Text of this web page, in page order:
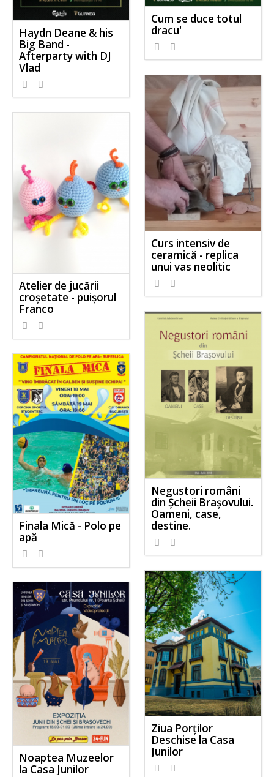
Cum se duce totul
dracu'
Haydn Deane & his
Big Band -
Afterparty with DJ
Vlad
Curs intensiv de
ceramică - replica
unui vas neolitic
Atelier de jucării
croșetate - puișorul
Franco
Negustori români
din Șcheii Brașovului.
Oameni, case,
destine.
Finala Mică - Polo pe
apă
Ziua Porților
Deschise la Casa
Junilor
Noaptea Muzeelor
la Casa Junilor